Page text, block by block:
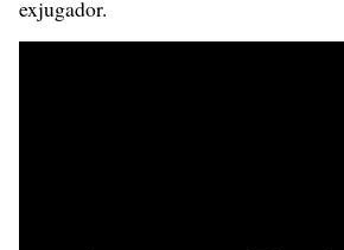
exjugador.